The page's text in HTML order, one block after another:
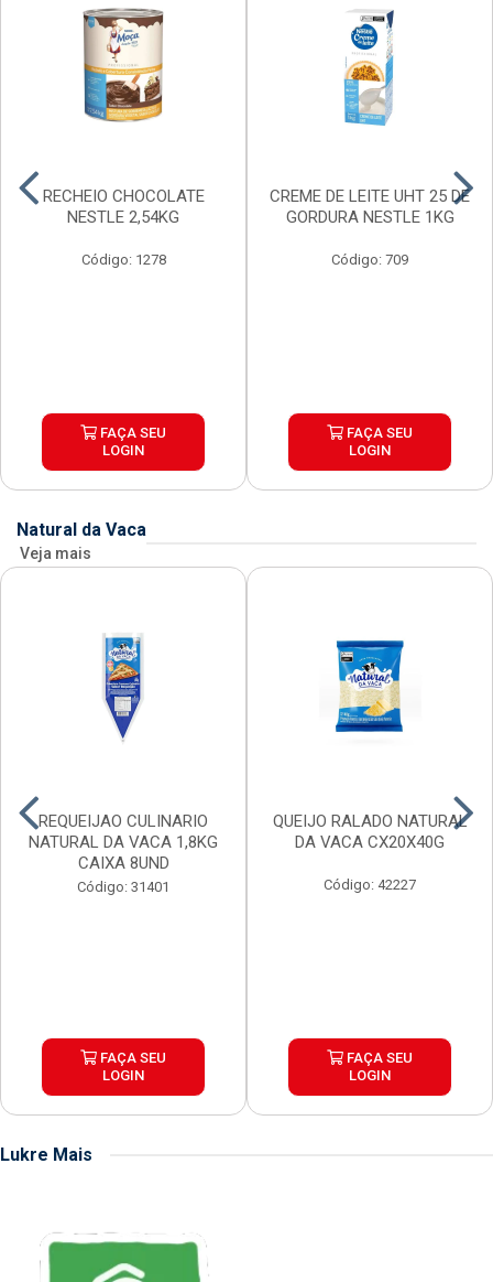
RECHEIO CHOCOLATE
NESTLE 2,54KG
Código: 1278
FAÇA SEU
LOGIN
CREME DE LEITE UHT 25 DE
GORDURA NESTLE 1KG
Código: 709
FAÇA SEU
LOGIN
Natural da Vaca
Veja mais
REQUEIJAO CULINARIO
NATURAL DA VACA 1,8KG
CAIXA 8UND
Código: 31401
FAÇA SEU
LOGIN
QUEIJO RALADO NATURAL
DA VACA CX20X40G
Código: 42227
FAÇA SEU
LOGIN
Lukre Mais